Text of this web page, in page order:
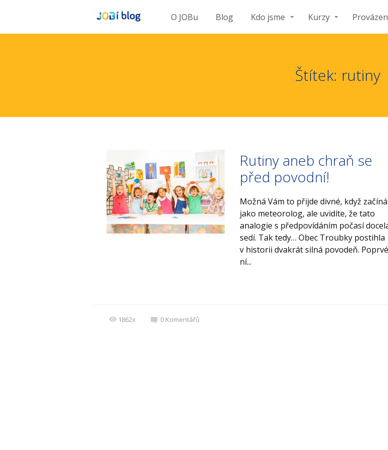
O JOBu Blog Kdo jsme Kurzy
Štítek: rutiny
Rutiny aneb chraň se
před povodní!
Možná Vám to přijde divné, když
jako meteorolog, ale uvidíte, že tato
analogie s předpovídáním počasí
sedí. Tak tedy… Obec Troubky postihla
v historii dvakrát silná povodeň.
ní...
1862x 0 Komentářů